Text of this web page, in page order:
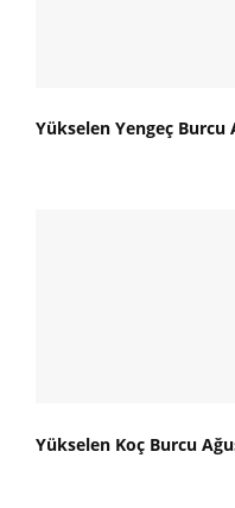
Yükselen Yengeç Burcu
Yükselen Koç Burcu